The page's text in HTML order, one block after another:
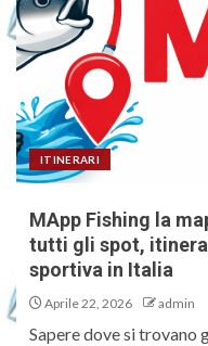
ITINERARI
MApp Fishing la
tutti gli spot,
sportiva in Italia
Aprile 22, 2026 admin
Sapere dove si trovano